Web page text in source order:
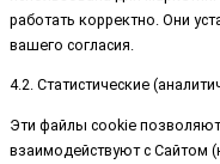
работать корректно. Они
вашего согласия.
4.2. Статистические
Эти файлы cookie
взаимодействуют с Сайтом